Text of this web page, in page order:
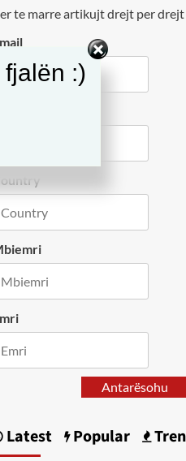
te marre artikujt drejt per
Antarësohu
Latest Popular
:)